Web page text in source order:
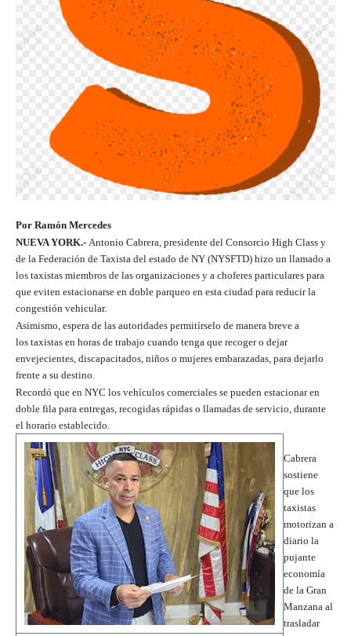
Por Ramón Mercedes
NUEVA YORK.- Antonio Cabrera, presidente del Consorcio High Class y
de la Federación de Taxista del estado de NY (NYSFTD) hizo un llamado a
los taxistas miembros de las organizaciones y a choferes particulares para
que eviten estacionarse en doble parqueo en esta ciudad para reducir la
congestión vehicular.
Asimismo, espera de las autoridades permitírselo de manera breve a
los taxistas en horas de trabajo cuando tenga que recoger o dejar
envejecientes, discapacitados, niños o mujeres embarazadas, para dejarlo
frente a su destino.
Recordó que en NYC los vehículos comerciales se pueden estacionar en
doble fila para entregas, recogidas rápidas o llamadas de servicio, durante
el horario establecido.
Cabrera
sostiene
que los
taxistas
motorizan a
diario la
pujante
economía
de la Gran
Manzana al
trasladar